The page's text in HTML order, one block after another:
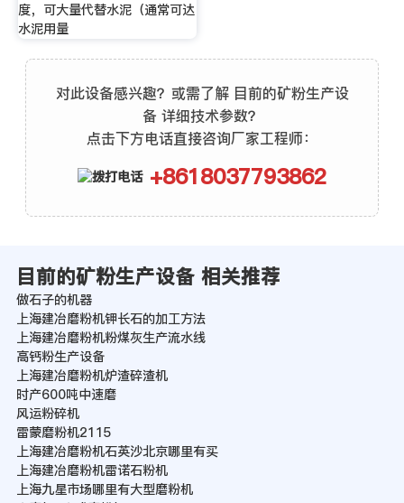
度，可大量代替水泥（通常可达
水泥用量
对此设备感兴趣？或需了解 目前的矿粉生产设
备 详细技术参数？
点击下方电话直接咨询厂家工程师：
+8618037793862
目前的矿粉生产设备 相关推荐
做石子的机器
上海建冶磨粉机钾长石的加工方法
上海建冶磨粉机粉煤灰生产流水线
高钙粉生产设备
上海建冶磨粉机炉渣碎渣机
时产600吨中速磨
风运粉碎机
雷蒙磨粉机2115
上海建冶磨粉机石英沙北京哪里有买
上海建冶磨粉机雷诺石粉机
上海九星市场哪里有大型磨粉机